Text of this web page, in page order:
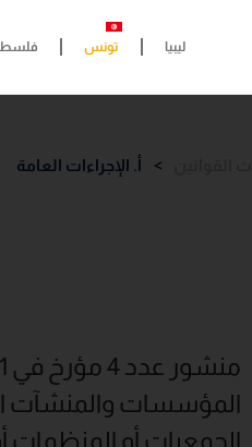
ليبيا تونس
> أ. الإجراءات العامة
المؤسسات والمنشآت
الجمعيات أو المنظمات